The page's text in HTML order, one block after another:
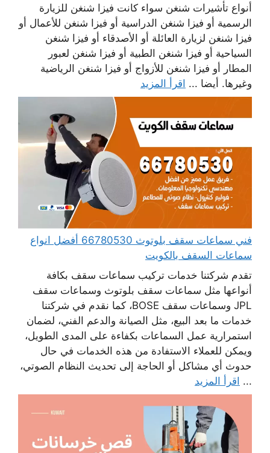
أنواع تأشيرات شنغن سواء كانت فيزا شنغن للزيارة
الرسمية أو فيزا شنغن الدراسية أو فيزا شنغن للأعمال أو
فيزا شنغن لزيارة العائلة أو الأصدقاء أو فيزا شنغن
السياحية أو فيزا شنغن الطبية أو فيزا شنغن لعبور
المطار أو فيزا شنغن للأزواج أو فيزا شنغن الرياضية
وغيرها. أيضا ... اقرأ المزيد
فني سماعات سقف بلوتوث 66780530 أفضل انواع
سماعات السقف بالكويت
تقدم شركتنا خدمات تركيب سماعات سقف بكافة
أنواعها مثل سماعات سقف بلوتوث وسماعات سقف
JPL وسماعات سقف BOSE، كما نقدم في شركتنا
خدمات ما بعد البيع، مثل الصيانة والدعم الفني، لضمان
استمرارية عمل السماعات بكفاءة على المدى الطويل،
ويمكن للعملاء الاستفادة من هذه الخدمات في حال
حدوث أي مشاكل أو الحاجة إلى تحديث النظام الصوتي،
... اقرأ المزيد